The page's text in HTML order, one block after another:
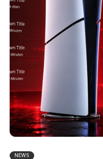
NEWS